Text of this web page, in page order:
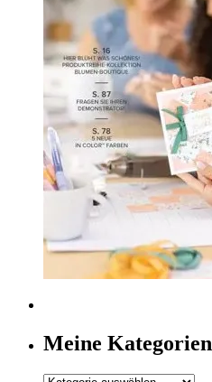
Meine Kategorien